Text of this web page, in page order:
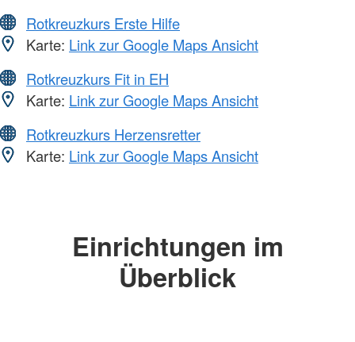
Rotkreuzkurs Erste Hilfe
Karte: Link zur Google Maps Ansicht
Rotkreuzkurs Fit in EH
Karte: Link zur Google Maps Ansicht
Rotkreuzkurs Herzensretter
Karte: Link zur Google Maps Ansicht
Einrichtungen im
Überblick